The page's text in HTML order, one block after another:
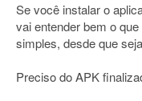
Se você instalar o
vai entender bem o
simples, desde que
Preciso do APK